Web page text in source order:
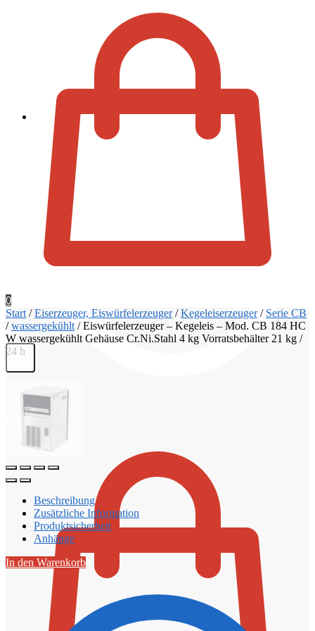
Zur Kassa
0,00
0
Start /Eiserzeuger, Eiswürfelerzeuger/Kegeleiserzeuger/ Serie CB
/wassergekühlt /Eiswürfelerzeuger – Kegeleis – Mod. CB 184 HC
W wassergekühlt Gehäuse Cr.Ni.Stahl 4 kg Vorratsbehälter 21 kg /
24 h
Beschreibung
Zusätzliche Information
Produktsicherheit
Anhänge
In den Warenkorb